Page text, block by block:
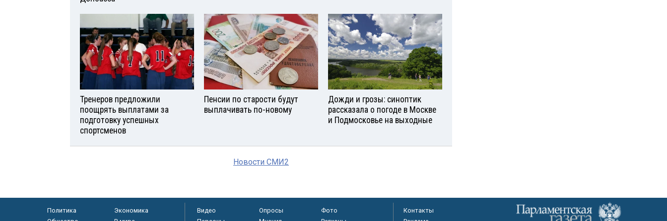
Тренеров предложили
поощрять выплатами за
подготовку успешных
спортсменов
Пенсии по старости будут
выплачивать по-новому
Дожди и грозы: синоптик
рассказала о погоде в Москве
и Подмосковье на выходные
Новости СМИ2
Политика
Экономика
Видео Опросы
Фото
Контакты